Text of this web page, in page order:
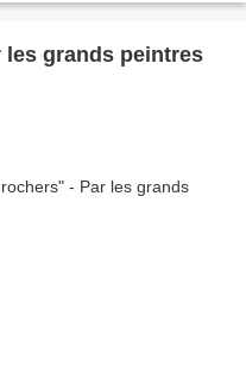
grands peintres